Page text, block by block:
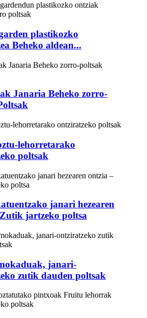
plastikozko
Beheko aldean...
Janaria Beheko zorro-
lehorretarako
poltsak
janari hezearen
jartzeko poltsa
janari-
zutik dauden poltsak